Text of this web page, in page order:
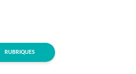
RUBRIQUES